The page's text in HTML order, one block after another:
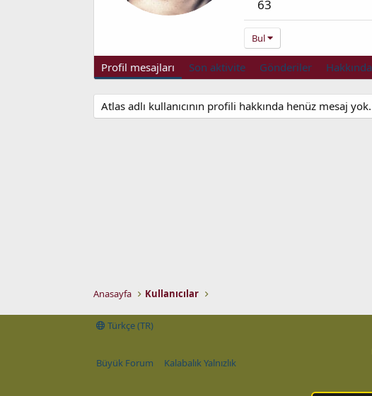
63
Bul
Profil mesajları Son aktivite Gönderiler Hakkında
Atlas adlı kullanıcının profili hakkında henüz mesaj yok.
Anasayfa Kullanıcılar
Türkçe (TR)
Büyük Forum Kalabalık Yalnızlık